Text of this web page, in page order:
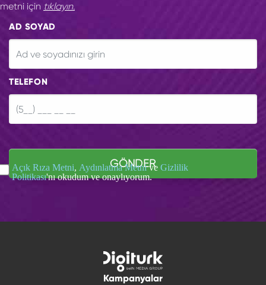
metni için tıklayın.
AD SOYAD
TELEFON
GÖNDER
Açık Rıza Metni, Aydınlatma Metnive Gizlilik
Politikası'nı okudum ve onaylıyorum.
Kampanyalar